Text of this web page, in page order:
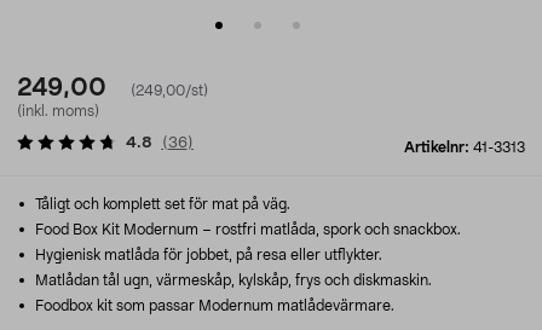
249,00
(249,00/st)
(inkl. moms)
Artikelnr: 41-3313
4.8 (36)
Tåligt och komplett set för mat på väg.
Food Box Kit Modernum – rostfri matlåda, spork och snackbox.
Hygienisk matlåda för jobbet, på resa eller utflykter.
Matlådan tål ugn, värmeskåp, kylskåp, frys och diskmaskin.
Foodbox kit som passar Modernum matlådevärmare.